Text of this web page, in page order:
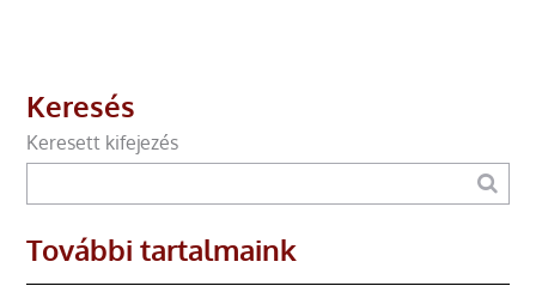
Keresés
Keresett kifejezés
További tartalmaink